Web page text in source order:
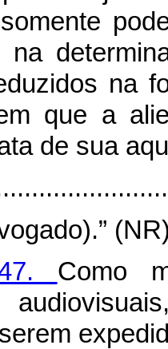
na
na
que a
de sua
Como